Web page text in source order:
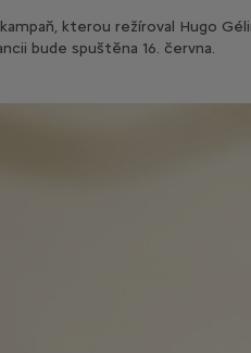
kterou režíroval Hugo
bude spuštěna 16. června.